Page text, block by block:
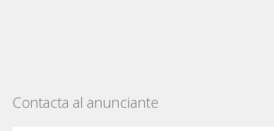
Contacta al anunciante